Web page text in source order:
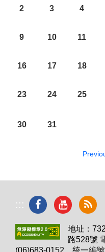
2 3 4
9 10 11
16 17 18
23 24 25
30 31
:::
地址：
路528號
(06)683-0152 統一編